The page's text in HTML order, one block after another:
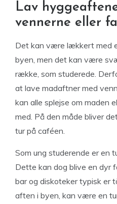
Lav
vennerne eller
Det kan være lækkert med
byen, men det kan være
række, som studerede.
at lave madaftner med
kan alle splejse om maden
med. På den måde bliver
tur på caféen.
Som ung studerende er en
Dette kan dog blive en dyr
bar og diskoteker typisk er
aften i byen, kan være en